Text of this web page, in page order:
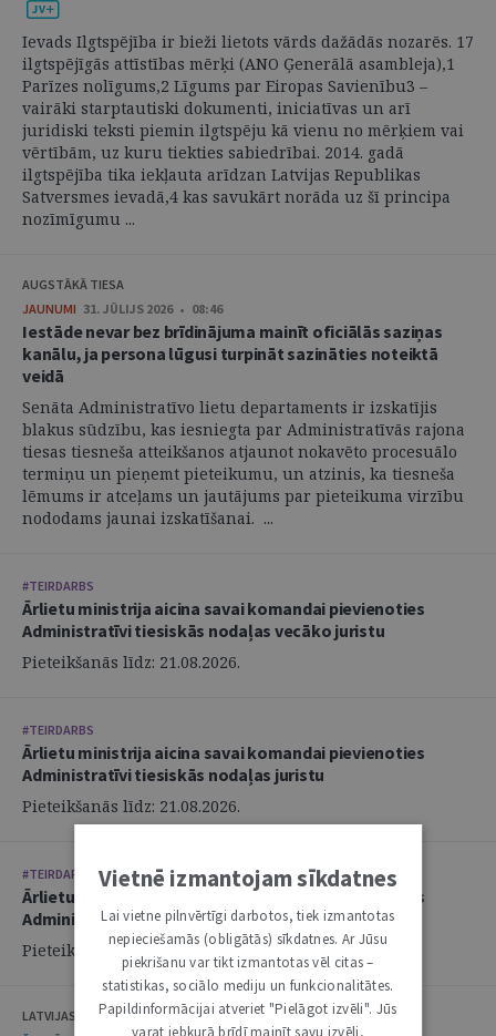
Ievads Ilgtspējība ir bieži lietots vārds dažādās nozarēs. 17
ilgtspējīgās attīstības mērķi (ANO Ģenerālā asambleja),1
Parīzes nolīgums,2 Līgums par Eiropas Savienību3 –
vairāki starptautiski dokumenti, iniciatīvas un arī
juridiski teksti piemin ilgtspēju kā vienu no mērķiem vai
vērtībām, uz kuru tiekties sabiedrībai. 2014. gadā
ilgtspējība tika iekļauta arīdzan Latvijas Republikas
Satversmes ievadā,4 kas savukārt norāda uz šī principa
nozīmīgumu ...
AUGSTĀKĀ TIESA
JAUNUMI 31. JŪLIJS 2026 • 08:46
Iestāde nevar bez brīdinājuma mainīt oficiālās saziņas
kanālu, ja persona lūgusi turpināt sazināties noteiktā
veidā
Senāta Administratīvo lietu departaments ir izskatījis
blakus sūdzību, kas iesniegta par Administratīvās rajona
tiesas tiesneša atteikšanos atjaunot nokavēto procesuālo
termiņu un pieņemt pieteikumu, un atzinis, ka tiesneša
lēmums ir atceļams un jautājums par pieteikuma virzību
nododams jaunai izskatīšanai. ...
#TEIRDARBS
Ārlietu ministrija aicina savai komandai pievienoties
Administratīvi tiesiskās nodaļas vecāko juristu
Pieteikšanās līdz: 21.08.2026.
#TEIRDARBS
Ārlietu ministrija aicina savai komandai pievienoties
Administratīvi tiesiskās nodaļas juristu
Pieteikšanās līdz: 21.08.2026.
#TEIRDARBS
Ārlietu ministrija aicina savai komandai pievienoties
Administratīvi tiesiskās nodaļas juristu
Pieteikšanās līdz: 21.08.2026.
LATVIJAS ZVĒRINĀTU ADVOKĀTU PADOME
Vietnē izmantojam sīkdatnes
Lai vietne pilnvērtīgi darbotos, tiek izmantotas
nepieciešamās (obligātās) sīkdatnes. Ar Jūsu
piekrišanu var tikt izmantotas vēl citas –
statistikas, sociālo mediju un funkcionalitātes.
Papildinformācijai atveriet "Pielāgot izvēli". Jūs
varat jebkurā brīdī mainīt savu izvēli,